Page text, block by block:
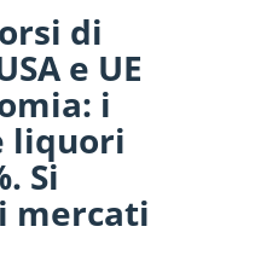
di
e UE
i
liquori
Si
mercati